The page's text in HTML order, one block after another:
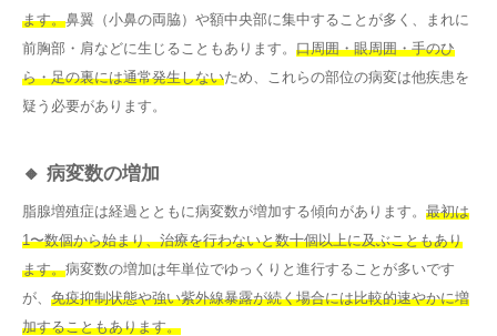
ます。鼻翼（小鼻の両脇）や額中央部に集中することが多く、まれに
前胸部・肩などに生じることもあります。 口周囲・眼周囲・手のひ
ら・足の裏には通常発生しないため、これらの部位の病変は他疾患を
疑う必要があります。
🔸 病変数の増加
脂腺増殖症は経過とともに病変数が増加する傾向があります。 最初は
1〜数個から始まり、治療を行わないと数十個以上に及ぶこともあり
ます。病変数の増加は年単位でゆっくりと進行することが多いです
が、 免疫抑制状態や強い紫外線暴露が続く場合には比較的速やかに増
加することもあります。